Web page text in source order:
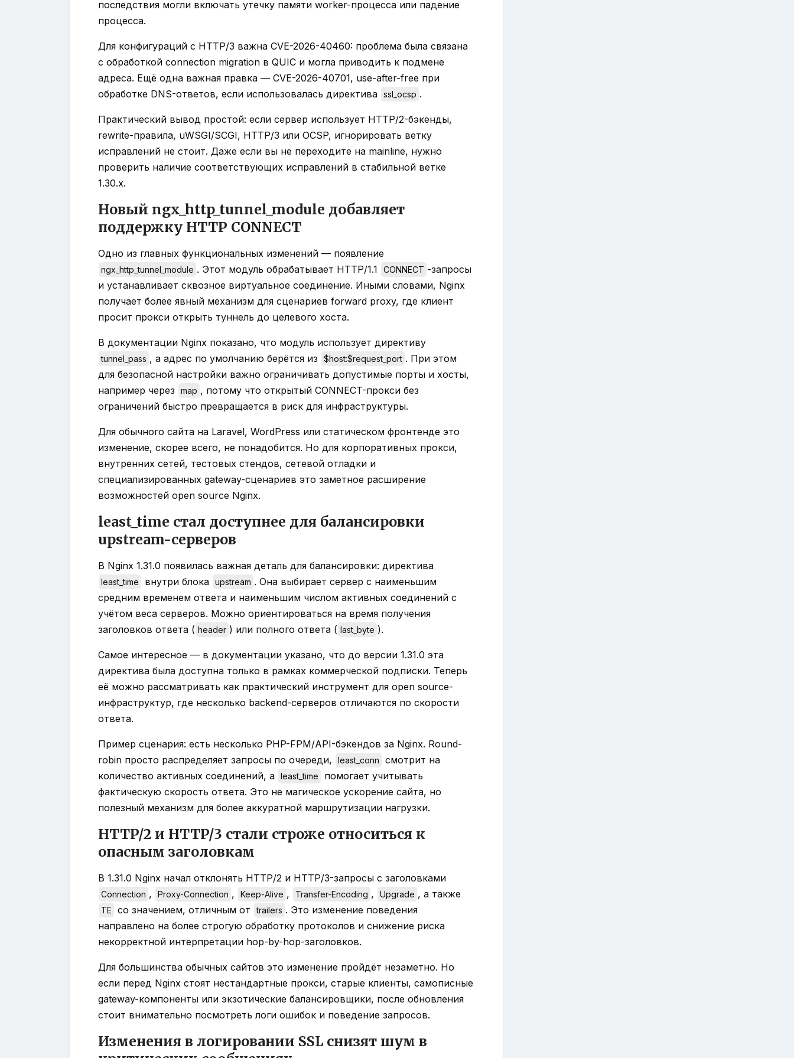
последствия могли включать утечку памяти worker-процесса или падение
процесса.
Для конфигураций с HTTP/3 важна CVE-2026-40460: проблема была связана
с обработкой connection migration в QUIC и могла приводить к подмене
адреса. Ещё одна важная правка — CVE-2026-40701, use-after-free при
обработке DNS-ответов, если использовалась директива ssl_ocsp .
Практический вывод простой: если сервер использует HTTP/2-бэкенды,
rewrite-правила, uWSGI/SCGI, HTTP/3 или OCSP, игнорировать ветку
исправлений не стоит. Даже если вы не переходите на mainline, нужно
проверить наличие соответствующих исправлений в стабильной ветке
1.30.x.
Новый ngx_http_tunnel_module добавляет
поддержку HTTP CONNECT
Одно из главных функциональных изменений — появление
ngx_http_tunnel_module . Этот модуль обрабатывает HTTP/1.1 CONNECT -запросы
и устанавливает сквозное виртуальное соединение. Иными словами, Nginx
получает более явный механизм для сценариев forward proxy, где клиент
просит прокси открыть туннель до целевого хоста.
В документации Nginx показано, что модуль использует директиву
tunnel_pass , а адрес по умолчанию берётся из $host:$request_port . При этом
для безопасной настройки важно ограничивать допустимые порты и хосты,
например через
map , потому что открытый CONNECT-прокси без
ограничений быстро превращается в риск для инфраструктуры.
Для обычного сайта на Laravel, WordPress или статическом фронтенде это
изменение, скорее всего, не понадобится. Но для корпоративных прокси,
внутренних сетей, тестовых стендов, сетевой отладки и
специализированных gateway-сценариев это заметное расширение
возможностей open source Nginx.
least_time стал доступнее для балансировки
upstream-серверов
В Nginx 1.31.0 появилась важная деталь для балансировки: директива
least_time внутри блока upstream . Она выбирает сервер с наименьшим
средним временем ответа и наименьшим числом активных соединений с
учётом веса серверов. Можно ориентироваться на время получения
заголовков ответа ( header ) или полного ответа ( last_byte ).
Самое интересное — в документации указано, что до версии 1.31.0 эта
директива была доступна только в рамках коммерческой подписки. Теперь
её можно рассматривать как практический инструмент для open source-
инфраструктур, где несколько backend-серверов отличаются по скорости
ответа.
Пример сценария: есть несколько PHP-FPM/API-бэкендов за Nginx. Round-
robin просто распределяет запросы по очереди,
least_conn
смотрит на
количество активных соединений, а least_time
помогает учитывать
фактическую скорость ответа. Это не магическое ускорение сайта, но
полезный механизм для более аккуратной маршрутизации нагрузки.
HTTP/2 и HTTP/3 стали строже относиться к
опасным заголовкам
В 1.31.0 Nginx начал отклонять HTTP/2 и HTTP/3-запросы с заголовками
Connection , Proxy-Connection , Keep-Alive , Transfer-Encoding , Upgrade , а также
TE со значением, отличным от trailers . Это изменение поведения
направлено на более строгую обработку протоколов и снижение риска
некорректной интерпретации hop-by-hop-заголовков.
Для большинства обычных сайтов это изменение пройдёт незаметно. Но
если перед Nginx стоят нестандартные прокси, старые клиенты, самописные
gateway-компоненты или экзотические балансировщики, после обновления
стоит внимательно посмотреть логи ошибок и поведение запросов.
Изменения в логировании SSL снизят шум в